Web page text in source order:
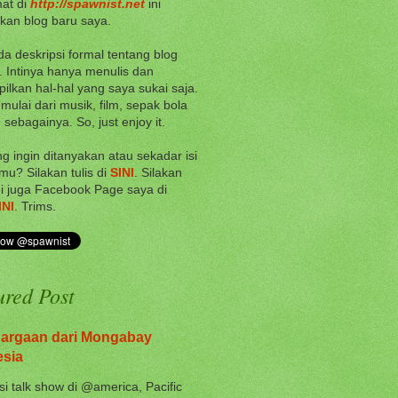
dihttp://spawnist.netini
blog baru saya.
deskripsi formal tentang blog
Intinya hanya menulis dan
hal-hal yang saya sukai saja.
dari musik, film, sepak bola
sebagainya. So, just enjoy it.
ingin ditanyakan atau sekadar isi
Silakan tulis diSINI. Silakan
juga Facebook Page saya di
. Trims.
Post
dari Mongabay
talk show di @america, Pacific